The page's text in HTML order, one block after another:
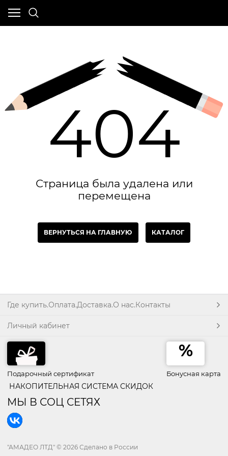
404
Страница была удалена или
перемещена
ВЕРНУТЬСЯ НА ГЛАВНУЮ КАТАЛОГ
Где купить.Оплата.Доставка.О нас.Контакты
Личный кабинет
Подарочный сертификат Бонусная карта
НАКОПИТЕЛЬНАЯ СИСТЕМА СКИДОК
МЫ В СОЦ СЕТЯХ
"АМАДЕО ЛТД" © 2026 Сделано в России